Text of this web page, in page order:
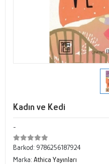
Kadın ve Kedi
-
Barkod: 9786256187924
Marka: Athica Yayınları